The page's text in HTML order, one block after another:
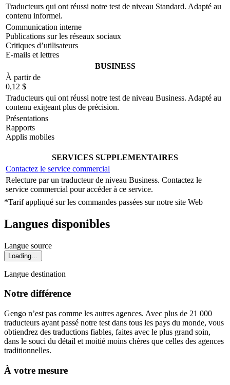
Traducteurs qui ont réussi notre test de niveau Standard. Adapté au
contenu informel.
Communication interne
Publications sur les réseaux sociaux
Critiques d’utilisateurs
E-mails et lettres
BUSINESS
À partir de
0,12 $
Traducteurs qui ont réussi notre test de niveau Business. Adapté au
contenu exigeant plus de précision.
Présentations
Rapports
Applis mobiles
SERVICES SUPPLEMENTAIRES
Contactez le service commercial
Relecture par un traducteur de niveau Business. Contactez le
service commercial pour accéder à ce service.
*Tarif appliqué sur les commandes passées sur notre site Web
Langues disponibles
Langue source
Loading…
Langue destination
Notre différence
Gengo n’est pas comme les autres agences. Avec plus de 21 000
traducteurs ayant passé notre test dans tous les pays du monde, vous
obtiendrez des traductions fiables, faites avec le plus grand soin,
dans le souci du détail et moitié moins chères que celles des agences
traditionnelles.
À votre mesure